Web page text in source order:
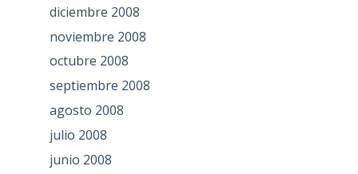
diciembre 2008
noviembre 2008
octubre 2008
septiembre 2008
agosto 2008
julio 2008
junio 2008